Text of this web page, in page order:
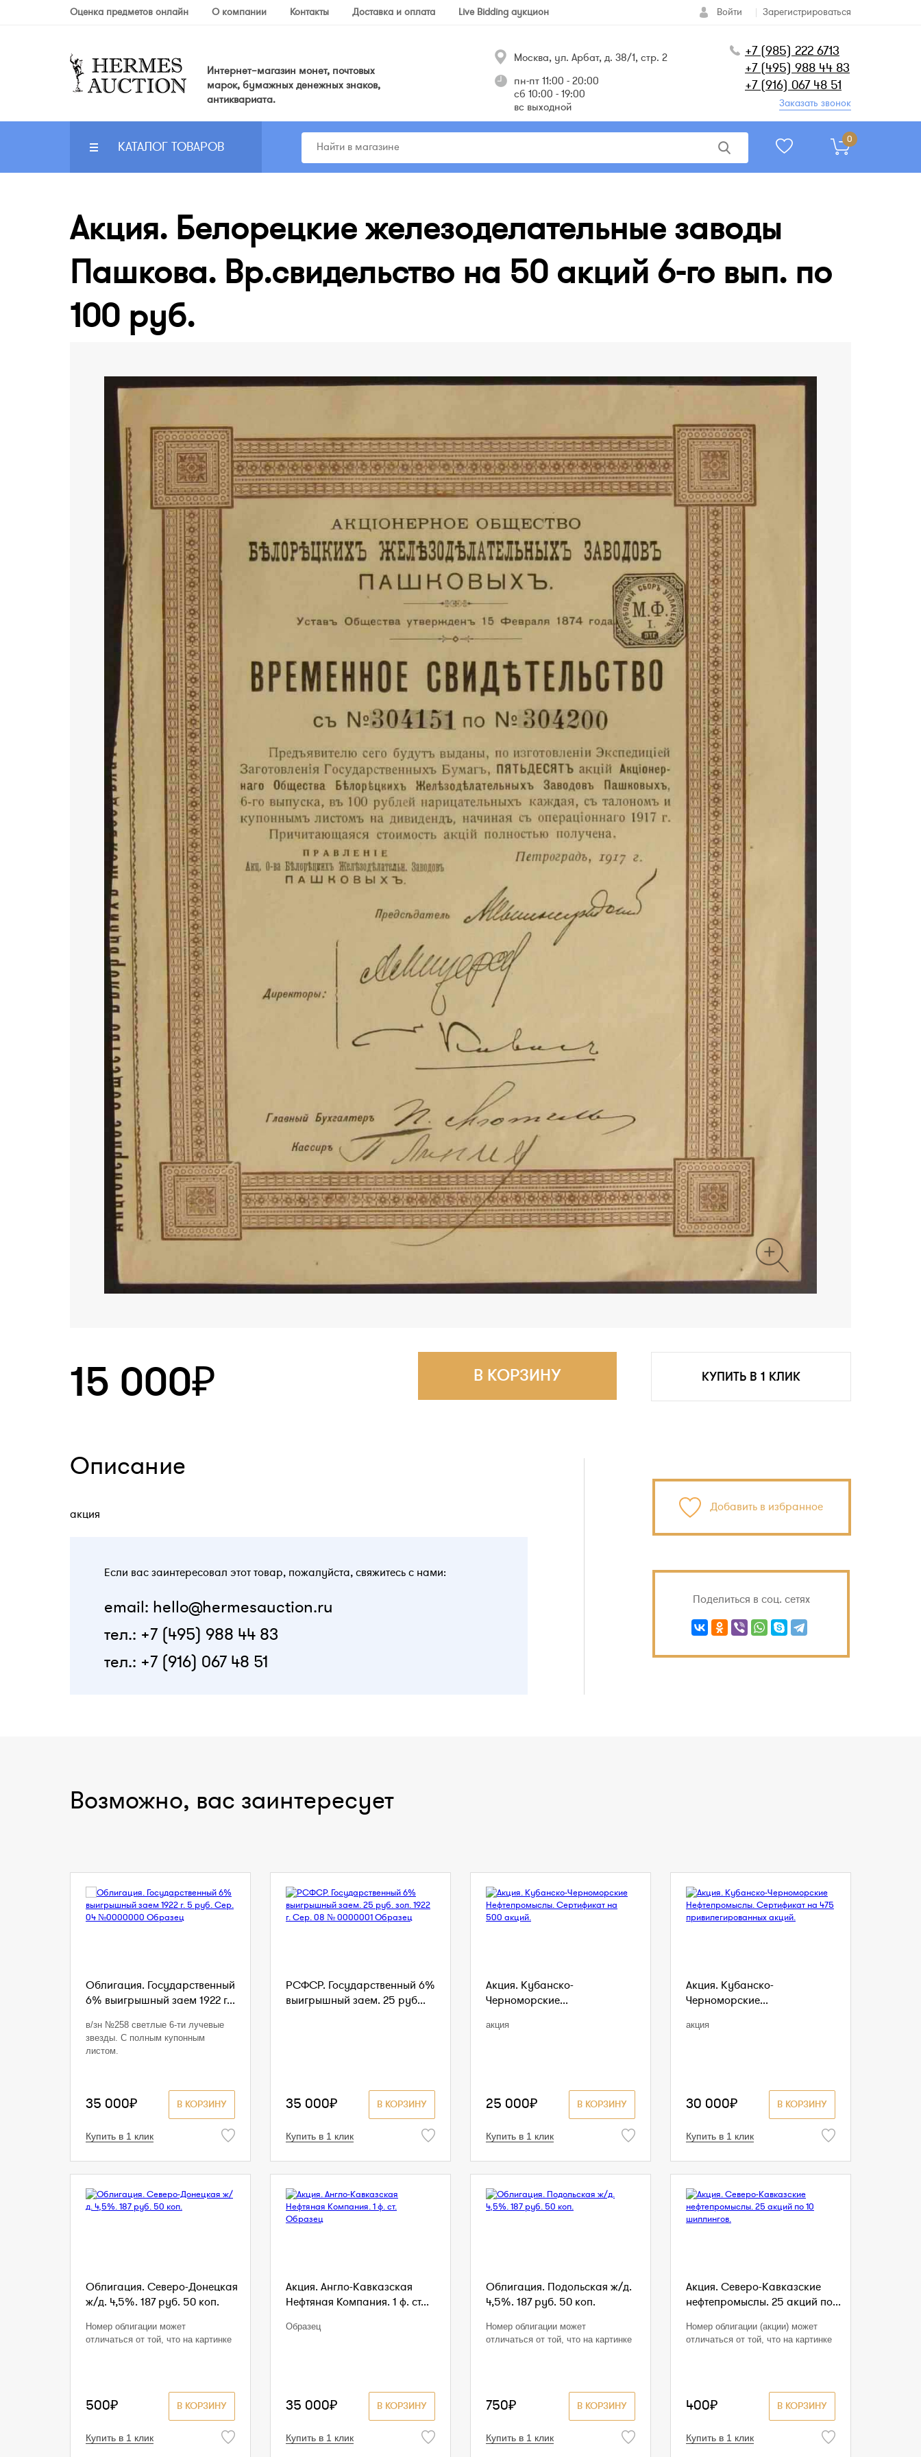
Оценка предметов онлайн О компании Контакты Доставка и оплата Live Bidding аукцион Зарегистрироваться
Войти
Интернет–магазин монет, почтовых
марок, бумажных денежных знаков,
антиквариата.
Москва, ул. Арбат, д. 38/1, стр. 2
пн-пт 11:00 - 20:00
сб 10:00 - 19:00
вс выходной
+7 (985) 222 6713
+7 (495) 988 44 83
+7 (916) 067 48 51
Заказать звонок
КАТАЛОГ ТОВАРОВ 0
Акция. Белорецкие железоделательные заводы
Пашкова. Вр.свидельство на 50 акций 6-го вып. по
100 руб.
15 000₽ КУПИТЬ В 1 КЛИК
В КОРЗИНУ
Описание
акция
Если вас заинтересовал этот товар, пожалуйста, свяжитесь с нами:
email: hello@hermesauction.ru
тел.: +7 (495) 988 44 83
тел.: +7 (916) 067 48 51
Добавить в избранное
Поделиться в соц. сетях
Возможно, вас заинтересует
Облигация. Государственный
6% выигрышный заем 1922 г...
в/зн №258 светлые 6-ти лучевые
звезды. С полным купонным
листом.
В КОРЗИНУ
35 000₽
Купить в 1 клик
РСФСР. Государственный 6%
выигрышный заем. 25 руб...
В КОРЗИНУ
35 000₽
Купить в 1 клик
Акция. Кубанско-
Черноморские...
акция
В КОРЗИНУ
25 000₽
Купить в 1 клик
Акция. Кубанско-
Черноморские...
акция
В КОРЗИНУ
30 000₽
Купить в 1 клик
Облигация. Северо-Донецкая
ж/д. 4,5%. 187 руб. 50 коп.
Номер облигации может
отличаться от той, что на картинке
В КОРЗИНУ
500₽
Купить в 1 клик
Акция. Англо-Кавказская
Нефтяная Компания. 1 ф. ст...
Образец
В КОРЗИНУ
35 000₽
Купить в 1 клик
Облигация. Подольская ж/д.
4,5%. 187 руб. 50 коп.
Номер облигации может
отличаться от той, что на картинке
В КОРЗИНУ
750₽
Купить в 1 клик
Акция. Северо-Кавказские
нефтепромыслы. 25 акций по...
Номер облигации (акции) может
отличаться от той, что на картинке
В КОРЗИНУ
400₽
Купить в 1 клик